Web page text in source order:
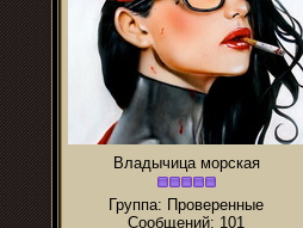
Владычица морская
Группа: Проверенные
Сообщений: 101